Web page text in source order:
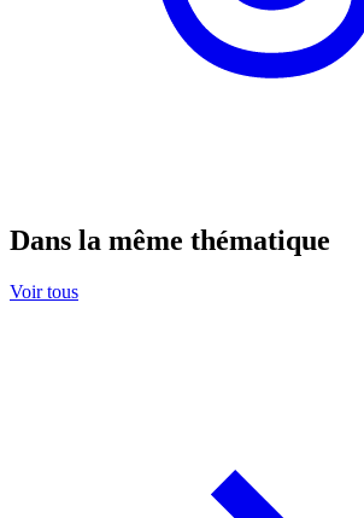
Dans la même thématique
Voir tous